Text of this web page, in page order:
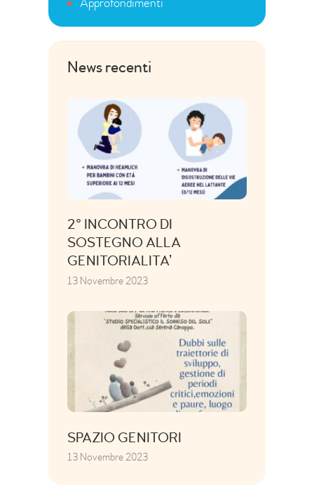
News recenti
2° INCONTRO DI
SOSTEGNO ALLA
GENITORIALITA’
13 Novembre 2023
SPAZIO GENITORI
13 Novembre 2023